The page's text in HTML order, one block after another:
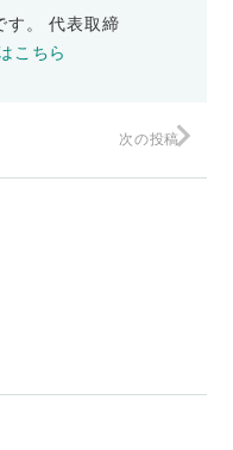
す。 代表取締
こちら
次の投稿